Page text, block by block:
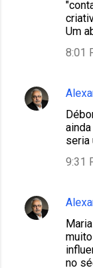
Um
8:01
seria
9:31
no